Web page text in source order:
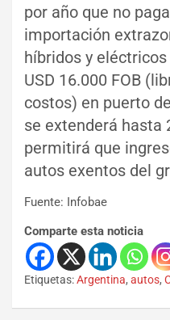
por año que no
importación
híbridos y
USD 16.000 FOB
costos) en puerto
se extenderá hasta
permitirá que
autos exentos del
Fuente: Infobae
Comparte esta noticia
Etiquetas:Argentina, autos,